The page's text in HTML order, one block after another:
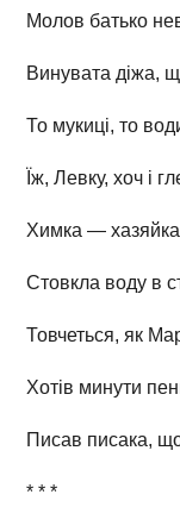
Молов батько
Винувата діжа,
То мукиці, то
Їж, Левку, хоч і
Химка —
Стовкла воду в
Товчеться, як
Хотів минути
Писав писака,
* * *